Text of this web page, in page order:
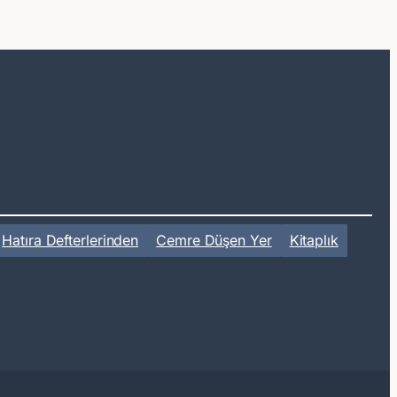
Hatıra Defterlerinden Cemre Düşen Yer Kitaplık